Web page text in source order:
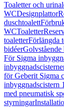
Toaletter och
WCDesignplattor
duschtoalett
WCToaletter
toaletterFörlängda
bidéerGolvstående
För Sigma
för Geberit Sigma
inbyggnadscistern
med pneumatisk
styrningar